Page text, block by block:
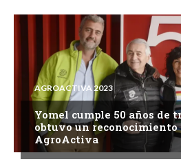
AGROACTIVA 2023
Yomel cumple 50 años de
obtuvo un reconocimiento
AgroActiva